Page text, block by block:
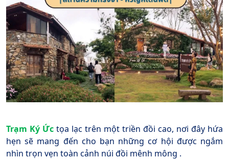
Trạm Ký Ức tọa lạc trên một triền đồi cao, nơi đây hứa
hẹn sẽ mang đến cho bạn những cơ hội được ngắm
nhìn trọn vẹn toàn cảnh núi đồi mênh mông .